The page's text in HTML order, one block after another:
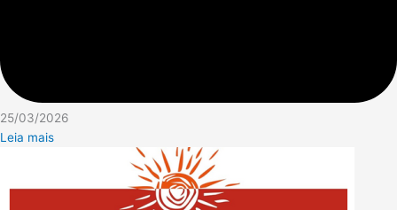
25/03/2026
Leia mais